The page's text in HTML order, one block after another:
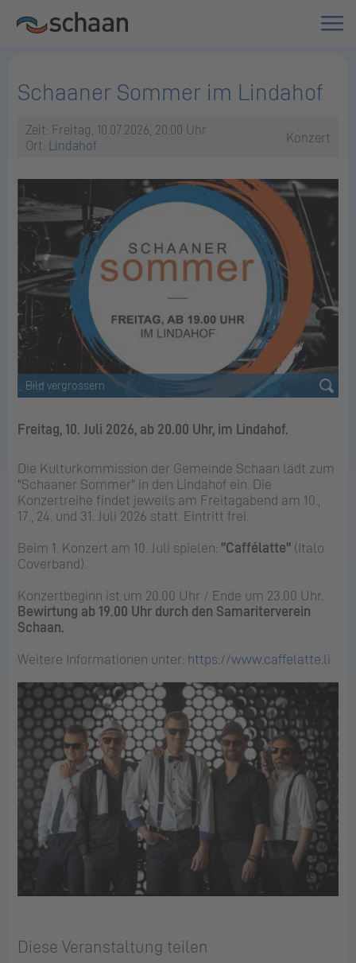
Schaaner Sommer im Lindahof
Zeit: Freitag, 10.07.2026, 20:00 Uhr
Ort: Lindahof Konzert
Freitag, 10. Juli 2026, ab 20.00 Uhr, im Lindahof.
Die Kulturkommission der Gemeinde Schaan lädt zum
"Schaaner Sommer" in den Lindahof ein. Die
Konzertreihe findet jeweils am Freitagabend am 10.,
17., 24. und 31. Juli 2026 statt. Eintritt frei.
Beim 1. Konzert am 10. Juli spielen: "Caffélatte" (Italo
Coverband).
Konzertbeginn ist um 20.00 Uhr / Ende um 23.00 Uhr.
Bewirtung ab 19.00 Uhr durch den Samariterverein
Schaan.
Weitere Informationen unter: https://www.caffelatte.li
Diese Veranstaltung teilen